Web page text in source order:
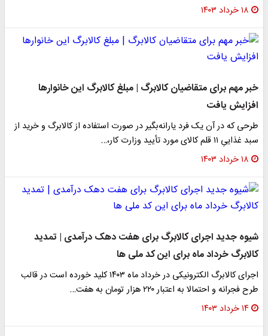
۱۸ خرداد ۱۴۰۳
خبر مهم برای متقاضیان کالابرگ | مبلغ کالابرگ این خانوارها
افزایش یافت
طرحی که در آن یک فرد یارانه‌بگیر در صورت استفاده از کالابرگ و خرید از
سبد غذاییِ ۱۱ قلم کالای مورد تأیید وزارت کار،…
۱۸ خرداد ۱۴۰۳
شیوه جدید اجرای کالابرگ برای هفت دهک درآمدی | تمدید
کالابرگ خرداد ماه برای این کد ملی ها
اجرای کالابرگ الکترونیکی در خرداد ماه ۱۴۰۳ کلید خورده است در قالب
طرح فجرانه و احتمالا به اعتبار ۲۲۰ هزار تومان به هفت…
۱۴ خرداد ۱۴۰۳